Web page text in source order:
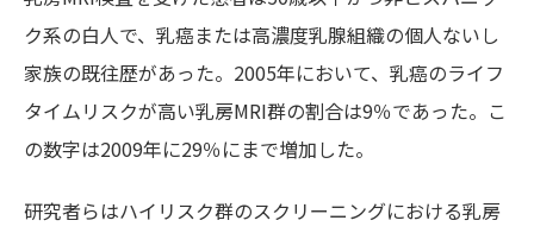
ク系の白人で、乳癌または高濃度乳腺組織の個人ないし
家族の既往歴があった。2005年において、乳癌のライフ
タイムリスクが高い乳房MRI群の割合は9％であった。こ
の数字は2009年に29％にまで増加した。
研究者らはハイリスク群のスクリーニングにおける乳房